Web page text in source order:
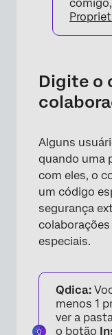
Digite o
Alguns
quando uma
com eles, o
um código
segurança
especiais.
Qdica:
menos 1
ver a
o botão